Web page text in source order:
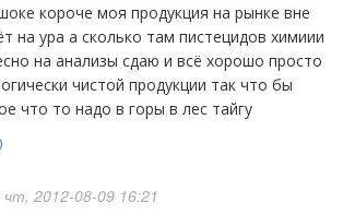
короче моя продукция на рынке вне
на ура а сколько там пистецидов химиии
на анализы сдаю и всё хорошо просто
чистой продукции так что бы
что то надо в горы в лес тайгу
2012-08-09 16:21